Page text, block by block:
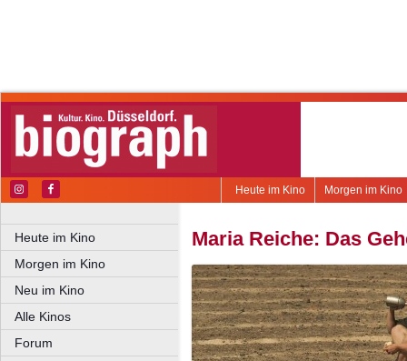
Morgen im Kino
Heute im Kino
Heute im Kino
Morgen im Kino
Neu im Kino
Alle Kinos
Forum
Maria Reiche: Das